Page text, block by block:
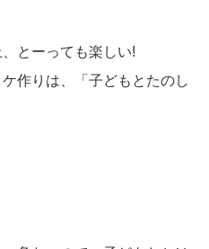
とーっても楽しい!
作りは、「子どもとたのし